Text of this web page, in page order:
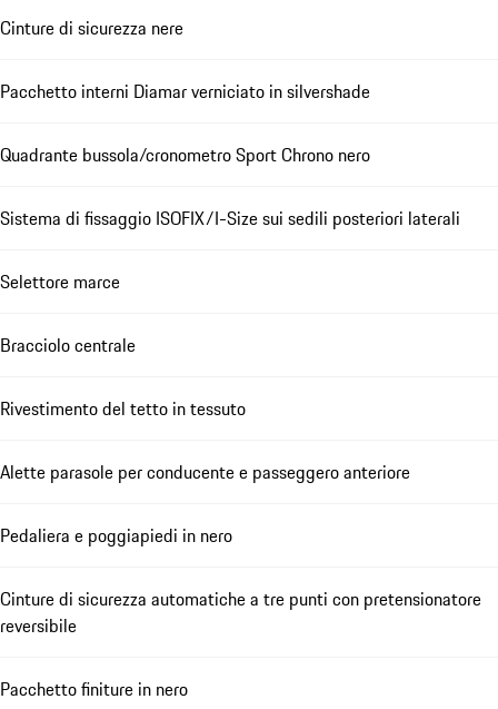
Cinture di sicurezza nere
Pacchetto interni Diamar verniciato in silvershade
Quadrante bussola/cronometro Sport Chrono nero
Sistema di fissaggio ISOFIX/I-Size sui sedili posteriori laterali
Selettore marce
Bracciolo centrale
Rivestimento del tetto in tessuto
Alette parasole per conducente e passeggero anteriore
Pedaliera e poggiapiedi in nero
Cinture di sicurezza automatiche a tre punti con pretensionatore
reversibile
Pacchetto finiture in nero